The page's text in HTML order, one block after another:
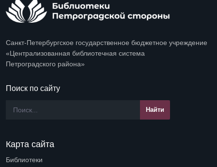
Санкт-Петербургское государственное бюджетное учреждение
«Централизованная библиотечная система
Петроградского района»
Поиск по сайту
Карта сайта
Библиотеки